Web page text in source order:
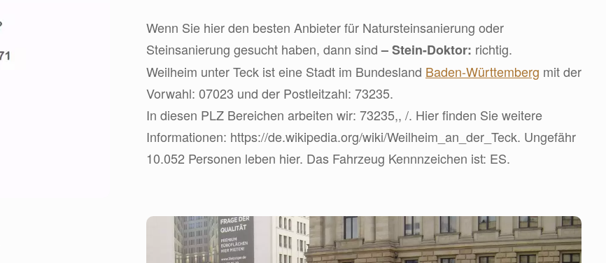
Wenn Sie hier den besten Anbieter für Natursteinsanierung oder
Steinsanierung gesucht haben, dann sind– Stein-Doktor: richtig.
Weilheim unter Teck ist eine Stadt im Bundesland Baden-Württemberg mit der
Vorwahl: 07023 und der Postleitzahl: 73235.
In diesen PLZ Bereichen arbeiten wir: 73235,, /. Hier finden Sie weitere
Informationen: https://de.wikipedia.org/wiki/Weilheim_an_der_Teck. Ungefähr
10.052 Personen leben hier. Das Fahrzeug Kennnzeichen ist: ES.